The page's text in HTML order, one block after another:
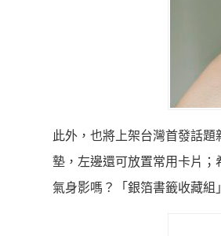
此外，也將上架台灣首發話
墊，左邊還可放置常用卡片
氣身影嗎？「銀箔書籤收藏組